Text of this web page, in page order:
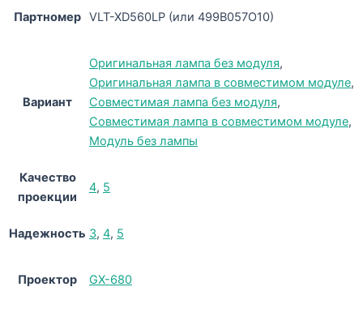
Партномер VLT-XD560LP (или 499B057O10)
Вариант
Оригинальная лампа без модуля,
Оригинальная лампа в совместимом модуле,
Совместимая лампа без модуля,
Совместимая лампа в совместимом модуле,
Модуль без лампы
Качество
проекции
4, 5
Надежность 3, 4, 5
Проектор GX-680